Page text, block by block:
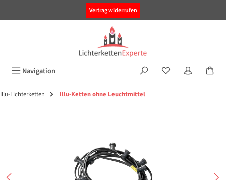
Vertrag widerrufen
Navigation
Illu-Lichterketten Illu-Ketten ohne Leuchtmittel